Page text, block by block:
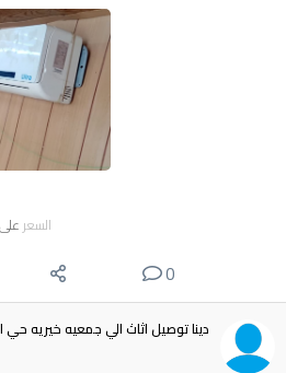
السعر
0
دينا توصيل اثاث الي جمعيه خيريه حي